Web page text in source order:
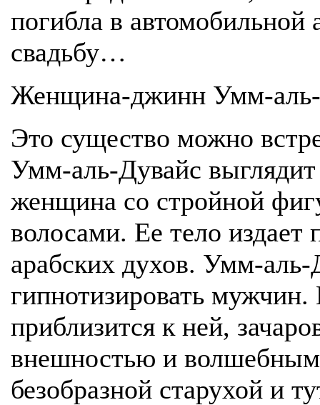
погибла в
свадьбу…
Женщина-джинн Умм-
Это существо можно
Умм-аль-Дувайс выглядит
женщина со стройной
волосами. Ее тело издает
арабских духов. Умм-аль-
гипнотизировать
приблизится к ней,
внешностью и волшебным
безобразной старухой и